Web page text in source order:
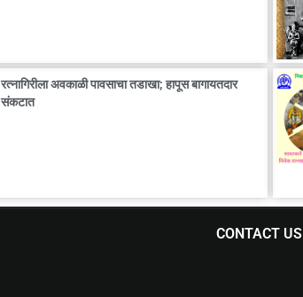
रत्नागिरीला अवकाळी पावसाचा तडाखा; हापूस बागायतदार
संकटात
CONTACT US